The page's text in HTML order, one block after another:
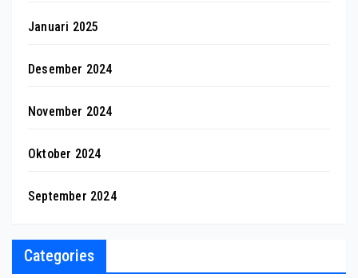
Januari 2025
Desember 2024
November 2024
Oktober 2024
September 2024
Categories